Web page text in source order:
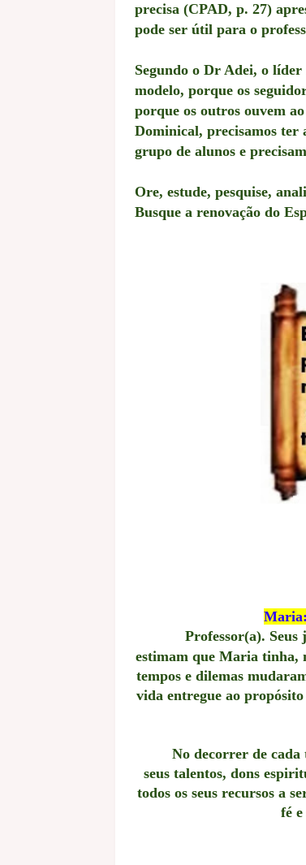
precisa (CPAD, p. 27)
pode ser útil para o
Segundo o Dr Adei, o
modelo, porque os
porque os outros ouvem
Dominical, precisamos ter
grupo de alunos e
Ore, estude, pesquise,
Busque a renovação do
Professor(a). Seus
estimam que Maria tinha,
tempos e dilemas
vida entregue ao
No decorrer de cada
seus talentos, dons
todos os seus recursos a
fé